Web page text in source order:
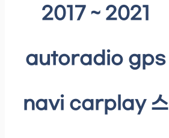
2017 ~ 2021
autoradio gps
navi carplay 스